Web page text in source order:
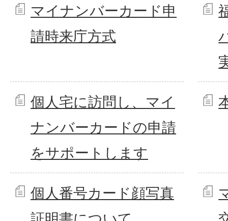
マイナンバーカード申
請時来庁方式
個人宅に訪問し、マイ
ナンバーカードの申請
をサポートします
個人番号カード顔写真